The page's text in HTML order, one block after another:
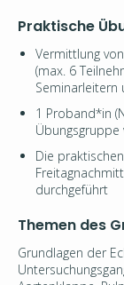
Praktische
Vermittlung
(max. 6
Seminarleitern
1 Proband*in
Übungsgruppe
Die
durchgeführt
Themen des
Grundlagen der